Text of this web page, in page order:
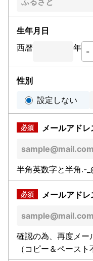
生年月日
西暦
年
性別
設定しない
メールアドレ
半角英数字と半角.-
メールアドレ
確認の為、再度メー
（コピー＆ペースト